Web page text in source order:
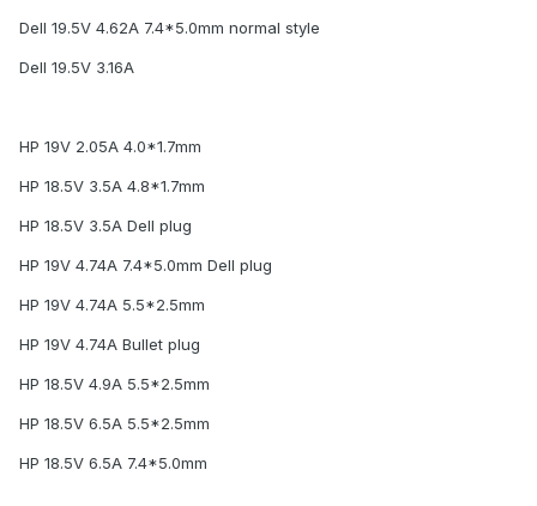
Dell 19.5V 4.62A 7.4*5.0mm normal style
Dell 19.5V 3.16A
HP 19V 2.05A 4.0*1.7mm
HP 18.5V 3.5A 4.8*1.7mm
HP 18.5V 3.5A Dell plug
HP 19V 4.74A 7.4*5.0mm Dell plug
HP 19V 4.74A 5.5*2.5mm
HP 19V 4.74A Bullet plug
HP 18.5V 4.9A 5.5*2.5mm
HP 18.5V 6.5A 5.5*2.5mm
HP 18.5V 6.5A 7.4*5.0mm